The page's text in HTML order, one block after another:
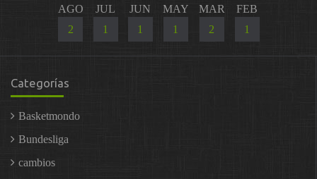
AGO
2
JUL
1
JUN
1
MAY
1
MAR
2
FEB
1
Categorías
Basketmondo
Bundesliga
cambios